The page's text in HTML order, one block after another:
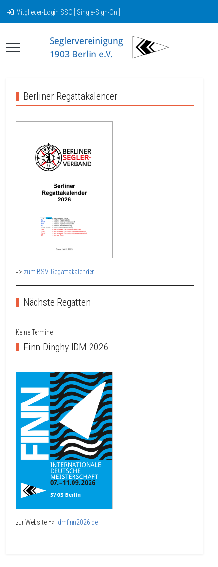
Mitglieder-Login SSO [ Single-Sign-On ]
Mobile Menu Toggle
Berliner Regattakalender
=> zum BSV-Regattakalender
Nächste Regatten
Keine Termine
Finn Dinghy IDM 2026
zur Website => idmfinn2026.de